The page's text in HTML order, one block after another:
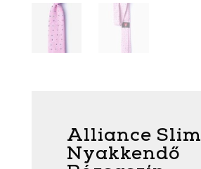
Alliance Slim
Nyakkendő